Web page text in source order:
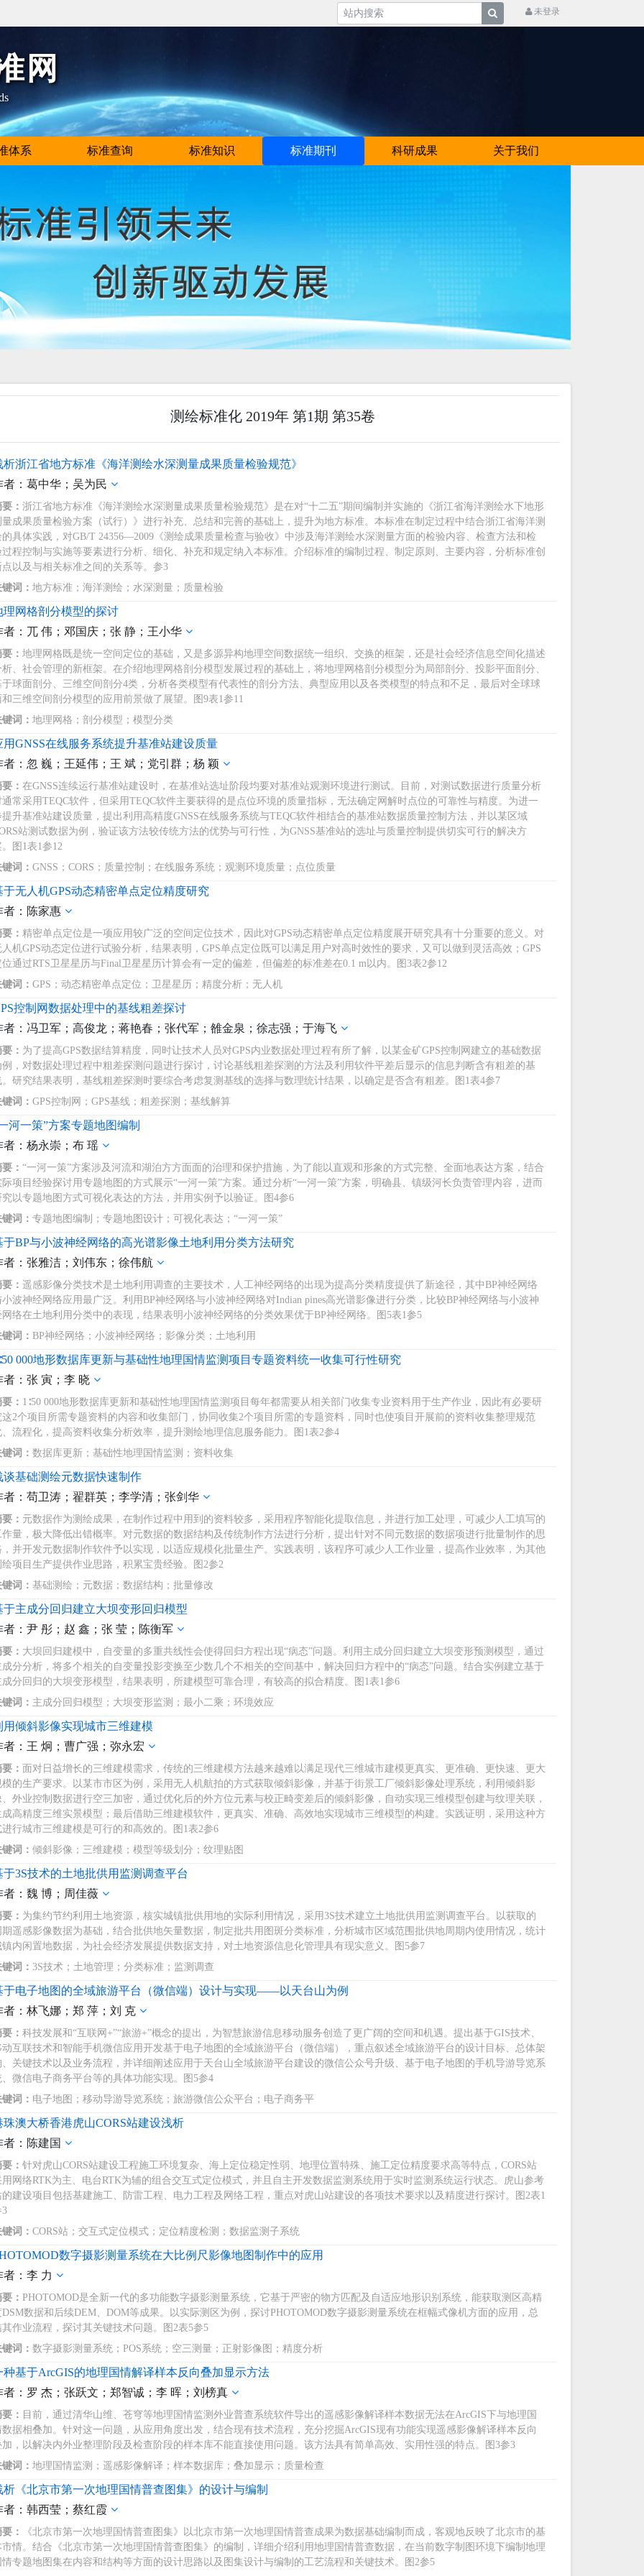
未登录
网
体系 标准查询 标准知识 标准期刊 科研成果 关于我们
测绘标准化 2019年 第1期 第35卷
析浙江省地方标准《海洋测绘水深测量成果质量检验规范》
者：葛中华；吴为民
： 浙江省地方标准《海洋测绘水深测量成果质量检验规范》是在对“十二五”期间编制并实施的《浙江省海洋测绘水下地形
量成果质量检验方案（试行）》进行补充、总结和完善的基础上，提升为地方标准。本标准在制定过程中结合浙江省海洋测
的具体实践，对GB/T 24356―2009《测绘成果质量检查与验收》中涉及海洋测绘水深测量方面的检验内容、检查方法和检
过程控制与实施等要素进行分析、细化、补充和规定纳入本标准。介绍标准的编制过程、制定原则、主要内容，分析标准创
点以及与相关标准之间的关系等。参3
词： 地方标准；海洋测绘；水深测量；质量检验
理网格剖分模型的探讨
者：兀 伟；邓国庆；张 静；王小华
： 地理网格既是统一空间定位的基础，又是多源异构地理空间数据统一组织、交换的框架，还是社会经济信息空间化描述
析、社会管理的新框架。在介绍地理网格剖分模型发展过程的基础上，将地理网格剖分模型分为局部剖分、投影平面剖分、
于球面剖分、三维空间剖分4类，分析各类模型有代表性的剖分方法、典型应用以及各类模型的特点和不足，最后对全球球
和三维空间剖分模型的应用前景做了展望。图9表1参11
词： 地理网格；剖分模型；模型分类
用GNSS在线服务系统提升基准站建设质量
者：忽 巍；王延伟；王 斌；党引群；杨 颖
： 在GNSS连续运行基准站建设时，在基准站选址阶段均要对基准站观测环境进行测试。目前，对测试数据进行质量分析
通常采用TEQC软件，但采用TEQC软件主要获得的是点位环境的质量指标，无法确定网解时点位的可靠性与精度。为进一
提升基准站建设质量，提出利用高精度GNSS在线服务系统与TEQC软件相结合的基准站数据质量控制方法，并以某区域
站测试数据为例，验证该方法较传统方法的优势与可行性，为GNSS基准站的选址与质量控制提供切实可行的解决方
。图1表1参12
词： GNSS；CORS；质量控制；在线服务系统；观测环境质量；点位质量
于无人机GPS动态精密单点定位精度研究
者：陈家惠
： 精密单点定位是一项应用较广泛的空间定位技术，因此对GPS动态精密单点定位精度展开研究具有十分重要的意义。对
人机GPS动态定位进行试验分析，结果表明，GPS单点定位既可以满足用户对高时效性的要求，又可以做到灵活高效；GPS
位通过RTS卫星星历与Final卫星星历计算会有一定的偏差，但偏差的标准差在0.1 m以内。图3表2参12
词： GPS；动态精密单点定位；卫星星历；精度分析；无人机
控制网数据处理中的基线粗差探讨
者：冯卫军；高俊龙；蒋艳春；张代军；雒金泉；徐志强；于海飞
： 为了提高GPS数据结算精度，同时让技术人员对GPS内业数据处理过程有所了解，以某金矿GPS控制网建立的基础数据
例，对数据处理过程中粗差探测问题进行探讨，讨论基线粗差探测的方法及利用软件平差后显示的信息判断含有粗差的基
。研究结果表明，基线粗差探测时要综合考虑复测基线的选择与数理统计结果，以确定是否含有粗差。图1表4参7
词： GPS控制网；GPS基线；粗差探测；基线解算
河一策”方案专题地图编制
者：杨永崇；布 瑶
： “一河一策”方案涉及河流和湖泊方方面面的治理和保护措施，为了能以直观和形象的方式完整、全面地表达方案，结合
际项目经验探讨用专题地图的方式展示“一河一策”方案。通过分析“一河一策”方案，明确县、镇级河长负责管理内容，进而
究以专题地图方式可视化表达的方法，并用实例予以验证。图4参6
词： 专题地图编制；专题地图设计；可视化表达；“一河一策”
于BP与小波神经网络的高光谱影像土地利用分类方法研究
者：张雅洁；刘伟东；徐伟航
： 遥感影像分类技术是土地利用调查的主要技术，人工神经网络的出现为提高分类精度提供了新途径，其中BP神经网络
小波神经网络应用最广泛。利用BP神经网络与小波神经网络对Indian pines高光谱影像进行分类，比较BP神经网络与小波神
网络在土地利用分类中的表现，结果表明小波神经网络的分类效果优于BP神经网络。图5表1参5
词： BP神经网络；小波神经网络；影像分类；土地利用
000地形数据库更新与基础性地理国情监测项目专题资料统一收集可行性研究
者：张 寅；李 晓
： 1∶50 000地形数据库更新和基础性地理国情监测项目每年都需要从相关部门收集专业资料用于生产作业，因此有必要研
这2个项目所需专题资料的内容和收集部门，协同收集2个项目所需的专题资料，同时也使项目开展前的资料收集整理规范
、流程化，提高资料收集分析效率，提升测绘地理信息服务能力。图1表2参4
词： 数据库更新；基础性地理国情监测；资料收集
谈基础测绘元数据快速制作
者：苟卫涛；翟群英；李学清；张剑华
： 元数据作为测绘成果，在制作过程中用到的资料较多，采用程序智能化提取信息，并进行加工处理，可减少人工填写的
作量，极大降低出错概率。对元数据的数据结构及传统制作方法进行分析，提出针对不同元数据的数据项进行批量制作的思
，并开发元数据制作软件予以实现，以适应规模化批量生产。实践表明，该程序可减少人工作业量，提高作业效率，为其他
绘项目生产提供作业思路，积累宝贵经验。图2参2
词： 基础测绘；元数据；数据结构；批量修改
于主成分回归建立大坝变形回归模型
者：尹 彤；赵 鑫；张 莹；陈衡军
： 大坝回归建模中，自变量的多重共线性会使得回归方程出现“病态”问题。利用主成分回归建立大坝变形预测模型，通过
成分分析，将多个相关的自变量投影变换至少数几个不相关的空间基中，解决回归方程中的“病态”问题。结合实例建立基于
成分回归的大坝变形模型，结果表明，所建模型可靠合理，有较高的拟合精度。图1表1参6
词： 主成分回归模型；大坝变形监测；最小二乘；环境效应
用倾斜影像实现城市三维建模
者：王 炯；曹广强；弥永宏
： 面对日益增长的三维建模需求，传统的三维建模方法越来越难以满足现代三维城市建模更真实、更准确、更快速、更大
模的生产要求。以某市市区为例，采用无人机航拍的方式获取倾斜影像，并基于街景工厂倾斜影像处理系统，利用倾斜影
、外业控制数据进行空三加密，通过优化后的外方位元素与校正畸变差后的倾斜影像，自动实现三维模型创建与纹理关联，
成高精度三维实景模型；最后借助三维建模软件，更真实、准确、高效地实现城市三维模型的构建。实践证明，采用这种方
进行城市三维建模是可行的和高效的。图1表2参6
词： 倾斜影像；三维建模；模型等级划分；纹理贴图
于3S技术的土地批供用监测调查平台
者：魏 博；周佳薇
： 为集约节约利用土地资源，核实城镇批供用地的实际利用情况，采用3S技术建立土地批供用监测调查平台。以获取的
期遥感影像数据为基础，结合批供地矢量数据，制定批共用图斑分类标准，分析城市区域范围批供地周期内使用情况，统计
镇内闲置地数据，为社会经济发展提供数据支持，对土地资源信息化管理具有现实意义。图5参7
词： 3S技术；土地管理；分类标准；监测调查
于电子地图的全域旅游平台（微信端）设计与实现——以天台山为例
者：林飞娜；郑 萍；刘 克
： 科技发展和“互联网+”“旅游+”概念的提出，为智慧旅游信息移动服务创造了更广阔的空间和机遇。提出基于GIS技术、
动互联技术和智能手机微信应用开发基于电子地图的全域旅游平台（微信端），重点叙述全域旅游平台的设计目标、总体架
、关键技术以及业务流程，并详细阐述应用于天台山全域旅游平台建设的微信公众号升级、基于电子地图的手机导游导览系
、微信电子商务平台等的具体功能实现。图5参4
词： 电子地图；移动导游导览系统；旅游微信公众平台；电子商务平
珠澳大桥香港虎山CORS站建设浅析
者：陈建国
： 针对虎山CORS站建设工程施工环境复杂、海上定位稳定性弱、地理位置特殊、施工定位精度要求高等特点，CORS站
用网络RTK为主、电台RTK为辅的组合交互式定位模式，并且自主开发数据监测系统用于实时监测系统运行状态。虎山参考
的建设项目包括基建施工、防雷工程、电力工程及网络工程，重点对虎山站建设的各项技术要求以及精度进行探讨。图2表1
3
词： CORS站；交互式定位模式；定位精度检测；数据监测子系统
数字摄影测量系统在大比例尺影像地图制作中的应用
者：李 力
： PHOTOMOD是全新一代的多功能数字摄影测量系统，它基于严密的物方匹配及自适应地形识别系统，能获取测区高精
DSM数据和后续DEM、DOM等成果。以实际测区为例，探讨PHOTOMOD数字摄影测量系统在框幅式像机方面的应用，总
其作业流程，探讨其关键技术问题。图2表5参5
词： 数字摄影测量系统；POS系统；空三测量；正射影像图；精度分析
种基于ArcGIS的地理国情解译样本反向叠加显示方法
者：罗 杰；张跃文；郑智诚；李 晖；刘榜真
： 目前，通过清华山维、苍穹等地理国情监测外业普查系统软件导出的遥感影像解译样本数据无法在ArcGIS下与地理国
数据相叠加。针对这一问题，从应用角度出发，结合现有技术流程，充分挖掘ArcGIS现有功能实现遥感影像解译样本反向
加，以解决内外业整理阶段及检查阶段的样本库不能直接使用问题。该方法具有简单高效、实用性强的特点。图3参3
词： 地理国情监测；遥感影像解译；样本数据库；叠加显示；质量检查
析《北京市第一次地理国情普查图集》的设计与编制
者：韩西莹；蔡红霞
：
《北京市第一次地理国情普查图集》以北京市第一次地理国情普查成果为数据基础编制而成，客观地反映了北京市的基
市情。结合《北京市第一次地理国情普查图集》的编制，详细介绍利用地理国情普查数据，在当前数字制图环境下编制地理
情专题地图集在内容和结构等方面的设计思路以及图集设计与编制的工艺流程和关键技术。图2参5